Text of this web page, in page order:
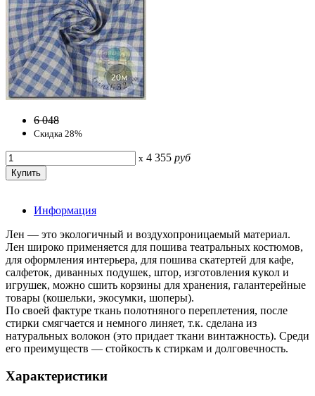
6 048
Скидка 28%
x 4 355 руб
Информация
Лен — это экологичный и воздухопроницаемый материал.
Лен широко применяется для пошива театральных костюмов,
для оформления интерьера, для пошива скатертей для кафе,
салфеток, диванных подушек, штор, изготовления кукол и
игрушек, можно сшить корзины для хранения, галантерейные
товары (кошельки, экосумки, шоперы).
По своей фактуре ткань полотняного переплетения, после
стирки смягчается и немного линяет, т.к. сделана из
натуральных волокон (это придает ткани винтажность). Среди
его преимуществ — стойкость к стиркам и долговечность.
Характеристики